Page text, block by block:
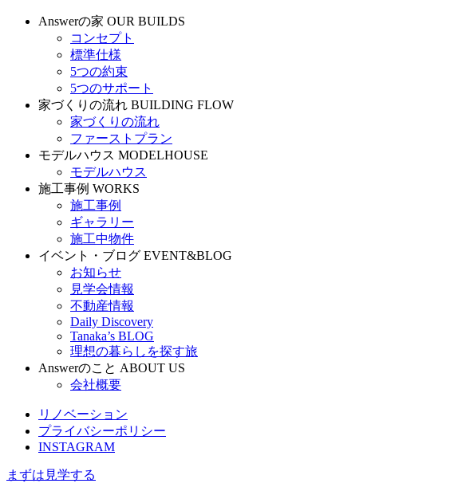
Answerの家 OUR BUILDS
コンセプト
標準仕様
5つの約束
5つのサポート
家づくりの流れ BUILDING FLOW
家づくりの流れ
ファーストプラン
モデルハウス MODELHOUSE
モデルハウス
施工事例 WORKS
施工事例
ギャラリー
施工中物件
イベント・ブログ EVENT&BLOG
お知らせ
見学会情報
不動産情報
Daily Discovery
Tanaka’s BLOG
理想の暮らしを探す旅
Answerのこと ABOUT US
会社概要
リノベーション
プライバシーポリシー
INSTAGRAM
まずは見学する